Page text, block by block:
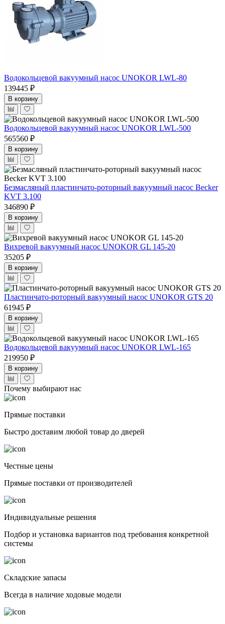
Водокольцевой вакуумный насос UNOKOR LWL-80
139445 ₽
В корзину
Водокольцевой вакуумный насос UNOKOR LWL-500
565560 ₽
В корзину
Безмасляный пластинчато-роторный вакуумный насос Becker
KVT 3.100
346890 ₽
В корзину
Вихревой вакуумный насос UNOKOR GL 145-20
35205 ₽
В корзину
Пластинчато-роторный вакуумный насос UNOKOR GTS 20
61945 ₽
В корзину
Водокольцевой вакуумный насос UNOKOR LWL-165
219950 ₽
В корзину
Почему выбирают нас
Прямые поставки
Быстро доставим любой товар до дверей
Честные цены
Прямые поставки от производителей
Индивидуальные решения
Подбор и установка вариантов под требования конкретной
системы
Складские запасы
Всегда в наличие ходовые модели